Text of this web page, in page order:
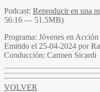
Podcast: Reproducir en una
56:16 — 51.5MB)
Programa: Jóvenes en Acción
Emitido el 25-04-2024 por
Conducción: Carmen Sicardi
VOLVER